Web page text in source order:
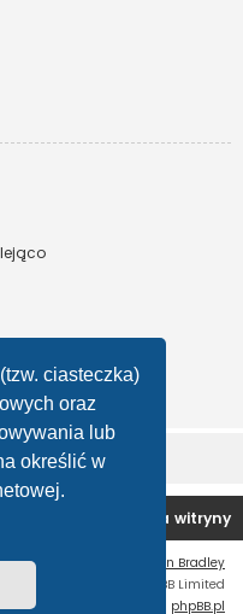
ciasteczka)
oraz
lub
określić w
Usuń ciasteczka witryny
Ian Bradley
® Forum Software © phpBB Limited
pakiet językowy dostarcza phpBB.pl